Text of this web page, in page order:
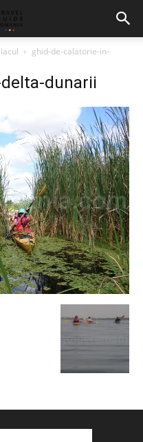
ghid-de-calatorie-in-
dunarii